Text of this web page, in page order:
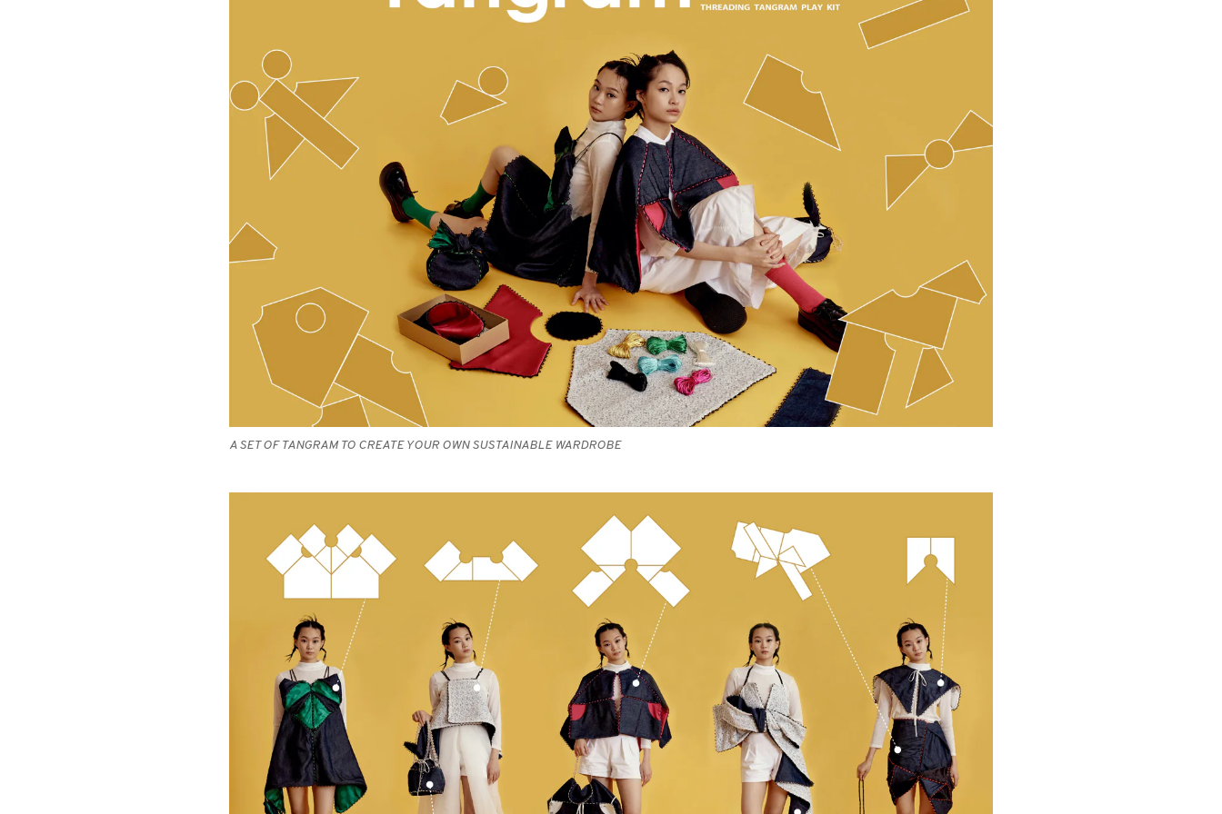
A SET OF TANGRAM TO CREATE YOUR OWN SUSTAINABLE WARDROBE